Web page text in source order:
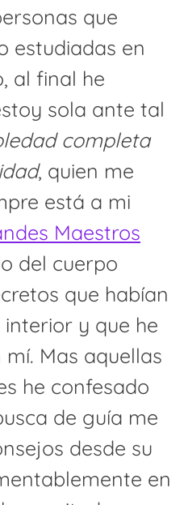
que
estudiadas en
al final he
sola ante tal
completa
, quien me
está a mi
Maestros
del cuerpo
que habían
y que he
Mas aquellas
he confesado
de guía me
desde su
en